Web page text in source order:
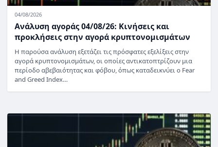
04/08/2026
Ανάλυση αγοράς 04/08/26: Κινήσεις και
προκλήσεις στην αγορά κρυπτονομισμάτων
Η παρούσα ανάλυση εξετάζει τις πρόσφατες εξελίξεις στην
αγορά κρυπτονομισμάτων, οι οποίες αντικατοπτρίζουν μια
περίοδο αβεβαιότητας και φόβου, όπως καταδεικνύει ο Fear
and Greed Index…